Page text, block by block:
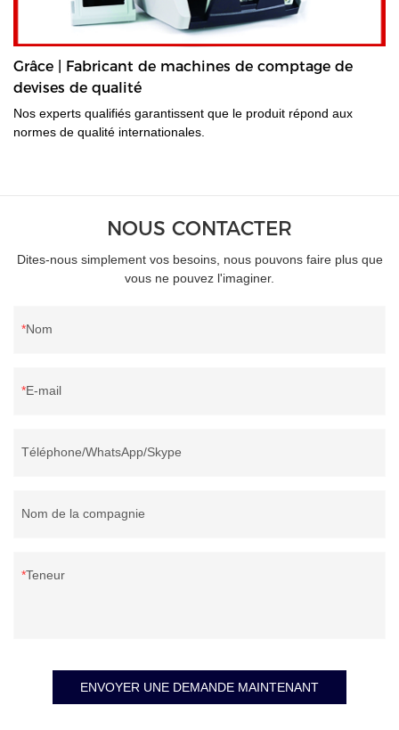
Grâce | Fabricant de machines de comptage de
devises de qualité
Nos experts qualifiés garantissent que le produit répond aux
normes de qualité internationales.
NOUS CONTACTER
Dites-nous simplement vos besoins, nous pouvons faire plus que
vous ne pouvez l'imaginer.
Nom
E-mail
Téléphone/WhatsApp/Skype
Nom de la compagnie
Teneur
ENVOYER UNE DEMANDE MAINTENANT